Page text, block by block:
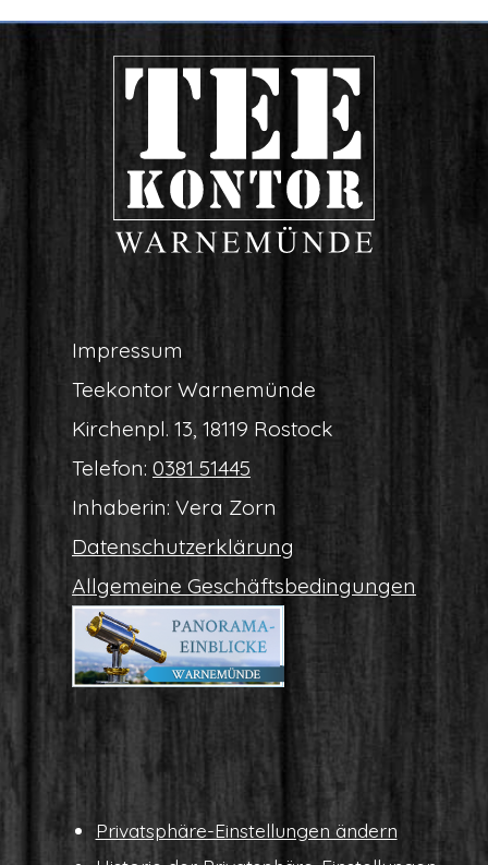
Impres­sum
Tee­kon­tor Warnemünde
Kir­chen­pl. 13, 18119 Rostock
Tele­fon: 0381 51445
Inha­be­rin: Vera Zorn
Daten­schutz­er­klä­rung
All­ge­mei­ne Geschäftsbedingungen
Pri­vat­sphä­re-Ein­stel­lun­gen ändern